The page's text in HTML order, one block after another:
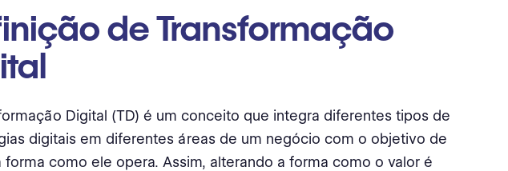
de Transformação
Digital (TD) é um conceito que integra diferentes tipos de
digitais em diferentes áreas de um negócio com o objetivo de
forma como ele opera. Assim, alterando a forma como o valor é